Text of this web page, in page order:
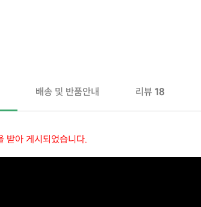
배송 및 반품안내 리뷰 18
받아 게시되었습니다.